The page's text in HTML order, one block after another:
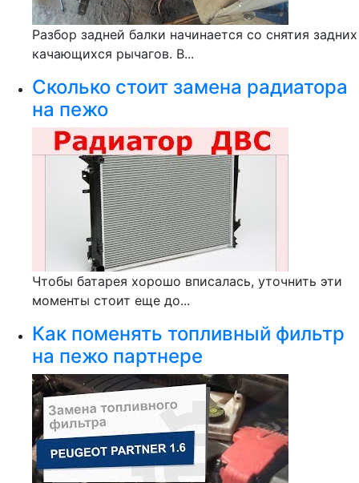
Разбор задней балки начинается со снятия задних
качающихся рычагов. В...
Сколько стоит замена радиатора
на пежо
Чтобы батарея хорошо вписалась, уточнить эти
моменты стоит еще до...
Как поменять топливный фильтр
на пежо партнере